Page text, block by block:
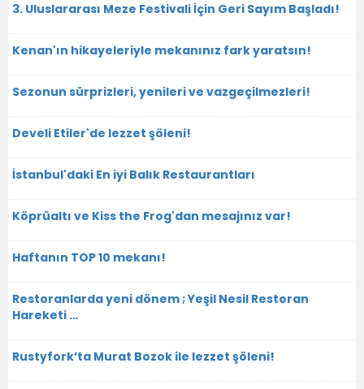
3. Uluslararası Meze Festivali İçin Geri Sayım Başladı!
Kenan'ın hikayeleriyle mekanınız fark yaratsın!
Sezonun sürprizleri, yenileri ve vazgeçilmezleri!
Develi Etiler'de lezzet şöleni!
İstanbul'daki En iyi Balık Restaurantları
Köprüaltı ve Kiss the Frog'dan mesajınız var!
Haftanın TOP 10 mekanı!
Restoranlarda yeni dönem ; Yeşil Nesil Restoran
Hareketi …
Rustyfork’ta Murat Bozok ile lezzet şöleni!